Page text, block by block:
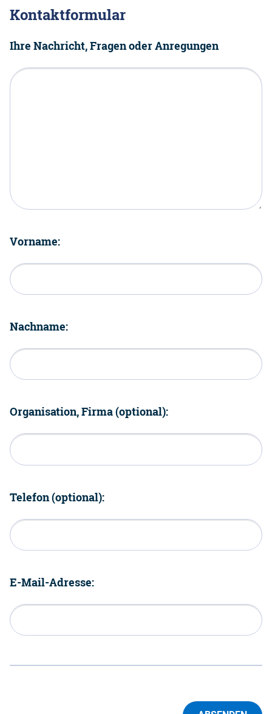
Kontaktformular
Ihre Nachricht, Fragen oder Anregungen
Vorname:
Nachname:
Organisation, Firma (optional):
Telefon (optional):
E-Mail-Adresse: